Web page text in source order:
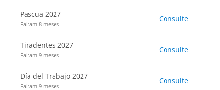
Pascua 2027
Faltam 8 meses
Consulte
Tiradentes 2027
Faltam 9 meses
Consulte
Día del Trabajo 2027
Faltam 9 meses
Consulte